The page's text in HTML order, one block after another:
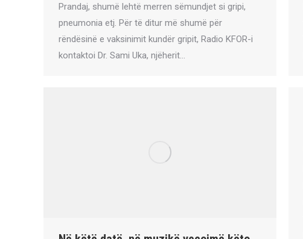
Prandaj, shumë lehtë merren sëmundjet si gripi,
pneumonia etj. Për të ditur më shumë për
rëndësinë e vaksinimit kundër gripit, Radio KFOR-i
kontaktoi Dr. Sami Uka, njëherit…